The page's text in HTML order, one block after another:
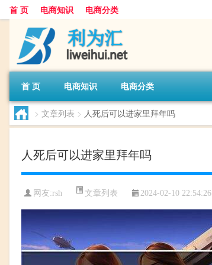
首 页 电商知识 电商分类
首 页 电商知识 电商分类
> 文章列表 > 人死后可以进家里拜年吗
人死后可以进家里拜年吗
网友:rsh 文章列表 2024-02-10 22:54:26